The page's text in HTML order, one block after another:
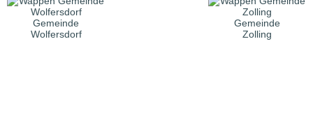
Gemeinde
Wolfersdorf
Gemeinde
Zolling